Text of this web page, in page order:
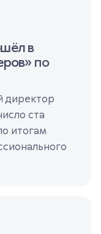
в
по
директор
ста
итогам